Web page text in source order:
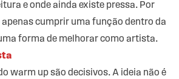
e onde ainda existe pressa. Por
apenas cumprir uma função dentro da
forma de melhorar como artista.
warm up são decisivos. A ideia não é